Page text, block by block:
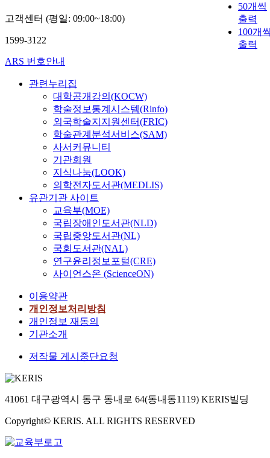
50개씩
출력
100개
출력
고객센터 (평일: 09:00~18:00)
1599-3122
ARS 번호안내
관련누리집
대학공개강의(KOCW)
학술정보통계시스템(Rinfo)
외국학술지지원센터(FRIC)
학술관계분석서비스(SAM)
사서커뮤니티
기관회원
지식나눔(LOOK)
의학전자도서관(MEDLIS)
유관기관 사이트
교육부(MOE)
국립장애인도서관(NLD)
국립중앙도서관(NL)
국회도서관(NAL)
연구윤리정보포털(CRE)
사이언스온 (ScienceON)
이용약관
개인정보처리방침
개인정보 재동의
기관소개
저작물 게시중단요청
41061 대구광역시 동구 동내로 64(동내동1119) KERIS빌딩
Copyright© KERIS. ALL RIGHTS RESERVED